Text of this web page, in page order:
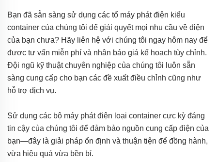
Bạn đã sẵn sàng sử dụng các tổ máy phát điện kiểu
container của chúng tôi để giải quyết mọi nhu cầu về điện
của bạn chưa? Hãy liên hệ với chúng tôi ngay hôm nay để
được tư vấn miễn phí và nhận báo giá kế hoạch tùy chỉnh.
Đội ngũ kỹ thuật chuyên nghiệp của chúng tôi luôn sẵn
sàng cung cấp cho bạn các đề xuất điều chỉnh cũng như
hỗ trợ dịch vụ.
Sử dụng các bộ máy phát điện loại container cực kỳ đáng
tin cậy của chúng tôi để đảm bảo nguồn cung cấp điện của
bạn—đây là giải pháp ổn định và thuận tiện để đồng hành,
vừa hiệu quả vừa bền bỉ.